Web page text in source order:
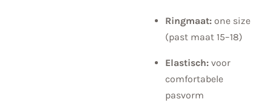
Ringmaat: one size
(past maat 15–18)
Elastisch: voor
comfortabele
pasvorm